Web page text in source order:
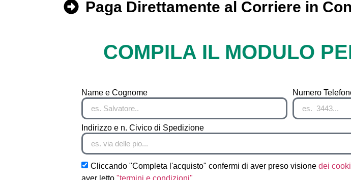
Paga Direttamente al Corriere in
COMPILA IL MODULO
Name e Cognome Numero
Indirizzo e n. Civico di Spedizione
Cliccando "Completa l'acquisto" confermi di aver preso visione dei
aver letto "termini e condizioni"